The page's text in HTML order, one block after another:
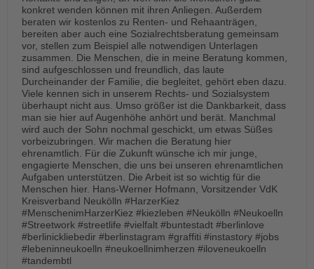
tandem international
KARRIERE
Stellenangebote
tandem als Arbeitgeberin
NEWS/BLOG
unkuerzbar
Briefe an Kai
PRESSE
Magazin
KONTAKT
Impressum
Datenschutz
konkret wenden können mit ihren Anliegen. Außerdem
beraten wir kostenlos zu Renten- und Rehaanträgen,
bereiten aber auch eine Sozialrechtsberatung gemeinsam
vor, stellen zum Beispiel alle notwendigen Unterlagen
zusammen. Die Menschen, die in meine Beratung kommen,
sind aufgeschlossen und freundlich, das laute
Durcheinander der Familie, die begleitet, gehört eben dazu.
Viele kennen sich in unserem Rechts- und Sozialsystem
überhaupt nicht aus. Umso größer ist die Dankbarkeit, dass
man sie hier auf Augenhöhe anhört und berät. Manchmal
wird auch der Sohn nochmal geschickt, um etwas Süßes
vorbeizubringen. Wir machen die Beratung hier
ehrenamtlich. Für die Zukunft wünsche ich mir junge,
engagierte Menschen, die uns bei unseren ehrenamtlichen
Aufgaben unterstützen. Die Arbeit ist so wichtig für die
Menschen hier. Hans-Werner Hofmann, Vorsitzender VdK
Kreisverband Neukölln #HarzerKiez
#MenschenimHarzerKiez #kiezleben #Neukölln #Neukoelln
#Streetwork #streetlife #vielfalt #buntestadt #berlinlove
#berlinickliebedir #berlinstagram #graffiti #instastory #jobs
#lebeninneukoelln #neukoellnimherzen #iloveneukoelln
#tandembtl